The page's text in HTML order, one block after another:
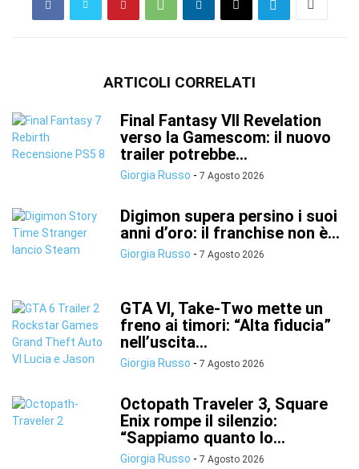
ARTICOLI CORRELATI
Final Fantasy VII Revelation
verso la Gamescom: il nuovo
trailer potrebbe...
Giorgia Russo - 7 Agosto 2026
Digimon supera persino i suoi
anni d’oro: il franchise non è...
Giorgia Russo - 7 Agosto 2026
GTA VI, Take-Two mette un
freno ai timori: “Alta fiducia”
nell’uscita...
Giorgia Russo - 7 Agosto 2026
Octopath Traveler 3, Square
Enix rompe il silenzio:
“Sappiamo quanto lo...
Giorgia Russo - 7 Agosto 2026